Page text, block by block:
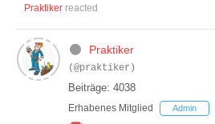
Praktiker reacted
Praktiker
(@praktiker)
Beiträge: 4038
Erhabenes Mitglied Admin